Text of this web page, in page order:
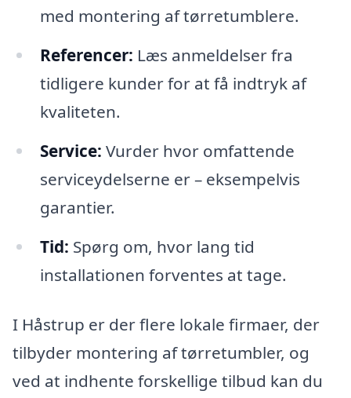
med montering af tørretumblere.
Referencer: Læs anmeldelser fra
tidligere kunder for at få indtryk af
kvaliteten.
Service: Vurder hvor omfattende
serviceydelserne er – eksempelvis
garantier.
Tid: Spørg om, hvor lang tid
installationen forventes at tage.
I Håstrup er der flere lokale firmaer, der
tilbyder montering af tørretumbler, og
ved at indhente forskellige tilbud kan du